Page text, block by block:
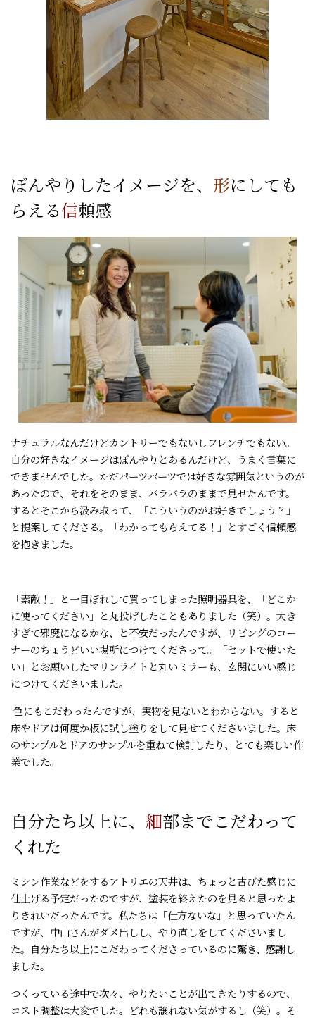
ぼんやりしたイメージを、 形にしても
らえる信頼感
ナチュラルなんだけどカントリーでもないしフレンチでもない。
自分の好きなイメージはぼんやりとあるんだけど、うまく言葉に
できませんでした。ただパーツパーツでは好きな雰囲気というのが
あったので、それをそのまま、バラバラのままで見せたんです。
するとそこから汲み取って、「こういうのがお好きでしょう？」
と提案してくださる。「わかってもらえてる！」とすごく信頼感
を抱きました。
「素敵！」と一目ぼれして買ってしまった照明器具を、「どこか
に使ってください」と丸投げしたこともありました（笑）。大き
すぎて邪魔になるかな、と不安だったんですが、リビングのコー
ナーのちょうどいい場所につけてくださって。「セットで使いた
い」とお願いしたマリンライトと丸いミラーも、玄関にいい感じ
につけてくださいました。
色にもこだわったんですが、実物を見ないとわからない。すると
床やドアは何度か板に試し塗りをして見せてくださいました。床
のサンプルとドアのサンプルを重ねて検討したり、とても楽しい作
業でした。
自分たち以上に、 細部までこだわって
くれた
ミシン作業などをするアトリエの天井は、ちょっと古びた感じに
仕上げる予定だったのですが、塗装を終えたのを見ると思ったよ
りきれいだったんです。私たちは「仕方ないな」と思っていたん
ですが、中山さんがダメ出しし、やり直しをしてくださいまし
た。自分たち以上にこだわってくださっているのに驚き、感謝し
ました。
つくっている途中で次々、やりたいことが出てきたりするので、
コスト調整は大変でした。どれも譲れない気がするし（笑）。そ